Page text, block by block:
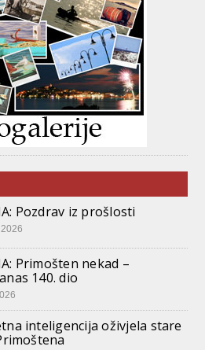
Pozdrav iz prošlosti
Primošten nekad –
140. dio
inteligencija oživjela stare